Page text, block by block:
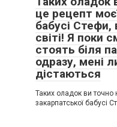
це рецепт
бабусі Стефи,
світі! Я поки
стоять біля
одразу, мені
дістаються
Таких оладок ви точно
закарпатської бабусі